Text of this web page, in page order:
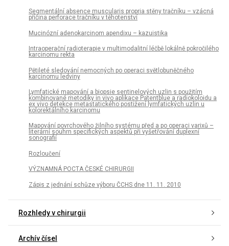
Segmentální absence muscularis propria stěny tračníku – vzácná
příčina perforace tračníku v těhotenství
Mucinózní adenokarcinom apendixu – kazuistika
Intraoperační radioterapie v multimodalitní léčbě lokálně pokročilého
karcinomu rekta
Pětileté sledování nemocných po operaci světlobuněčného
karcinomu ledviny
Lymfatické mapování a biopsie sentinelových uzlin s použitím
kombinované metodiky in vivo aplikace Patentblue a radiokoloidu a
ex vivo detekce metastatického postižení lymfatických uzlin u
kolorektálního karcinomu
Mapování povrchového žilního systému před a po operaci varixů –
literární souhrn specifických aspektů při vyšetřování duplexní
sonografií
Rozloučení
VÝZNAMNÁ POCTA ČESKÉ CHIRURGII
Zápis z jednání schůze výboru ČCHS dne 11. 11. 2010
Rozhledy v chirurgii
Archív čísel